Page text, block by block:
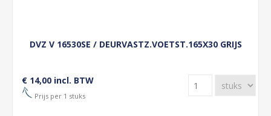
DVZ V 16530SE / DEURVASTZ.VOETST.165X30 GRIJS
€ 14,00 incl. BTW
Prijs per 1 stuks